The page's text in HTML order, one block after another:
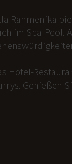
Ranmenika
im Spa-Pool.
Hotel-
Genießen